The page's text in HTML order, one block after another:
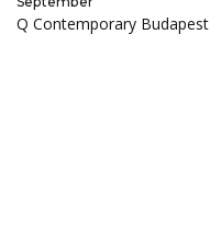
Q Contemporary Budapest